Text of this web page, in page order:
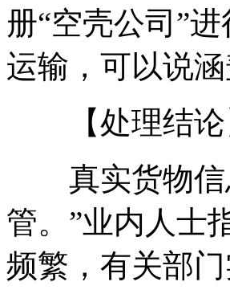
册“空壳公司”
运输，可以说
【处理结论
真实货物信
管。”业内人士
频繁，有关部